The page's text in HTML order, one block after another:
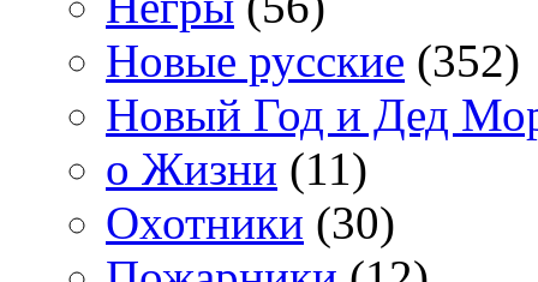
Новые русские (352)
Новый Год и Дед
о Жизни (11)
Охотники (30)